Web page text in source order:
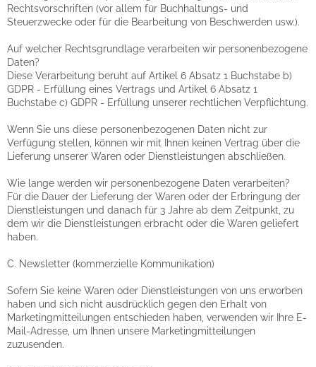
Rechtsvorschriften (vor allem für Buchhaltungs- und
Steuerzwecke oder für die Bearbeitung von Beschwerden usw.).
Auf welcher Rechtsgrundlage verarbeiten wir personenbezogene
Daten?
Diese Verarbeitung beruht auf Artikel 6 Absatz 1 Buchstabe b)
GDPR - Erfüllung eines Vertrags und Artikel 6 Absatz 1
Buchstabe c) GDPR - Erfüllung unserer rechtlichen Verpflichtung.
Wenn Sie uns diese personenbezogenen Daten nicht zur
Verfügung stellen, können wir mit Ihnen keinen Vertrag über die
Lieferung unserer Waren oder Dienstleistungen abschließen.
Wie lange werden wir personenbezogene Daten verarbeiten?
Für die Dauer der Lieferung der Waren oder der Erbringung der
Dienstleistungen und danach für 3 Jahre ab dem Zeitpunkt, zu
dem wir die Dienstleistungen erbracht oder die Waren geliefert
haben.
C. Newsletter (kommerzielle Kommunikation)
Sofern Sie keine Waren oder Dienstleistungen von uns erworben
haben und sich nicht ausdrücklich gegen den Erhalt von
Marketingmitteilungen entschieden haben, verwenden wir Ihre E-
Mail-Adresse, um Ihnen unsere Marketingmitteilungen
zuzusenden.